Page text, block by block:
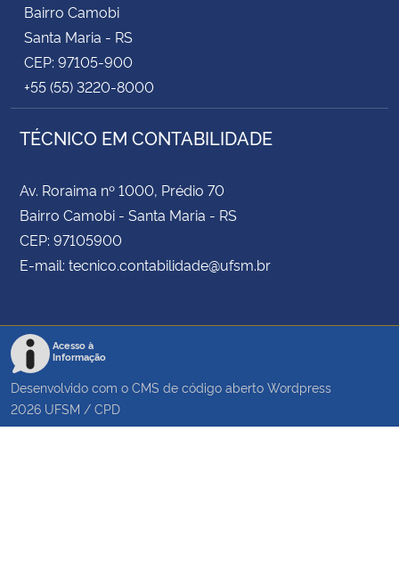
Bairro Camobi
Santa Maria - RS
CEP: 97105-900
+55 (55) 3220-8000
TÉCNICO EM CONTABILIDADE
Av. Roraima nº 1000, Prédio 70
Bairro Camobi - Santa Maria - RS
CEP: 97105900
E-mail: tecnico.contabilidade@ufsm.br
Acesso à
Informação
Desenvolvido com o CMS de código aberto Wordpress
2026 UFSM / CPD